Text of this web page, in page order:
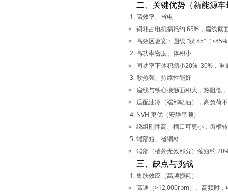
二、关键优势（新能源
高效率、省电
铜耗占电机损耗约 65%，扁线截
高效区更宽：圆线 “双 85”（
高功率密度、体积小
同功率下体积缩小20%–30% ，
散热强、持续性能好
扁线与铁心接触面积大，热阻低
适配油冷 （端部喷油），高负荷
NVH 更优（安静平顺）
绕组刚性高、槽口可更小， 齿槽
端部短、省铜材
端部（槽外无效部分）缩短约
三、缺点与挑战
集肤效应（高频损耗）
高速（>12,000rpm）、高频时，